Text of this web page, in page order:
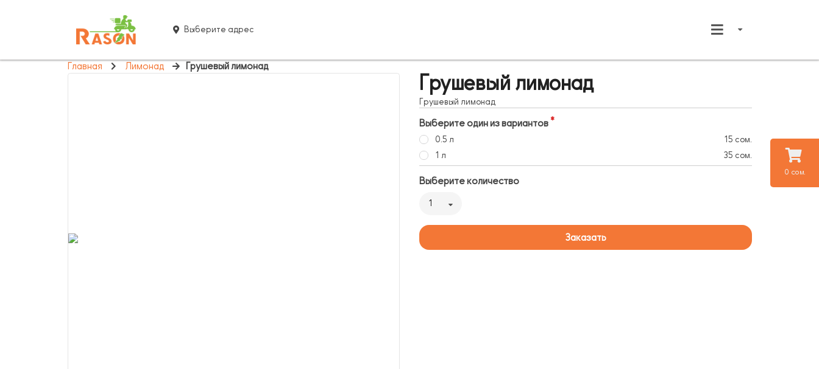
0 сом.
Выберите адрес
Главная Лимонад Грушевый лимонад
Грушевый лимонад
Грушевый лимонад
Выберите один из вариантов
0.5 л
15 сом.
1 л
35 сом.
Выберите количество
1
Заказать